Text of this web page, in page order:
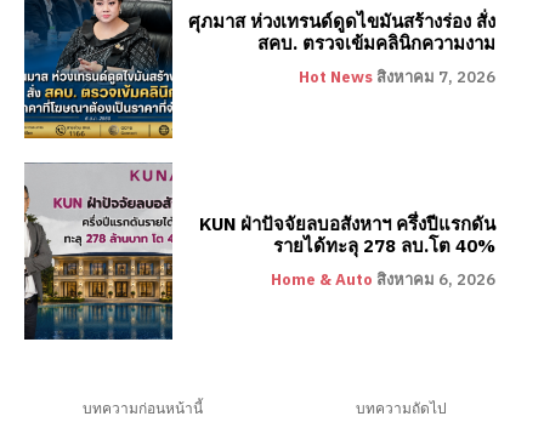
ศุภมาส ห่วงเทรนด์ดูดไขมันสร้างร่อง สั่ง
สคบ. ตรวจเข้มคลินิกความงาม
Hot News สิงหาคม 7, 2026
KUN ฝ่าปัจจัยลบอสังหาฯ ครึ่งปีแรกดัน
รายได้ทะลุ 278 ลบ.โต 40%
Home & Auto สิงหาคม 6, 2026
บทความก่อนหน้านี้ บทความถัดไป